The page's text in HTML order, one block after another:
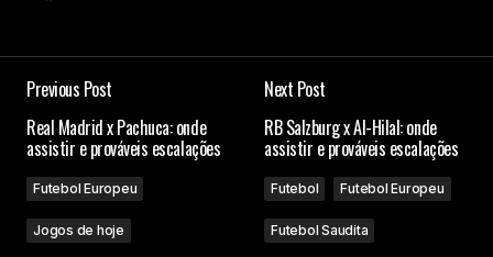
Previous Post
Real Madrid x Pachuca: onde
assistir e prováveis escalações
Futebol Europeu
Jogos de hoje
Next Post
RB Salzburg x Al-Hilal: onde
assistir e prováveis escalações
Futebol Futebol Europeu
Futebol Saudita